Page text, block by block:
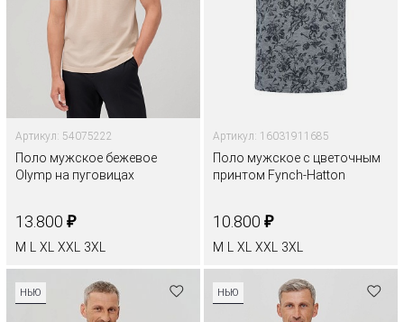
Артикул: 54075222
Поло мужское бежевое
Olymp на пуговицах
13.800 ₽
M L XL XXL 3XL
Артикул: 16031911685
Поло мужское с цветочным
принтом Fynch-Hatton
10.800 ₽
M L XL XXL 3XL
НЬЮ НЬЮ